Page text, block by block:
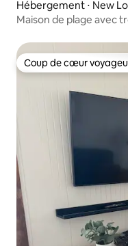
Hébergement ⋅ New
Maison de plage avec
Coup de cœur
Coup de cœur